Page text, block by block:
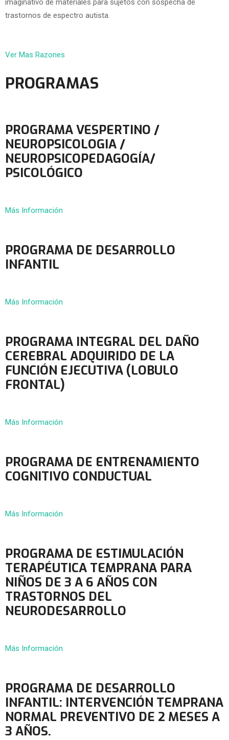
imaginativo de materiales para sujetos con sospecha de
trastornos de espectro autista.
Ver Mas Razones
PROGRAMAS
PROGRAMA VESPERTINO /
NEUROPSICOLOGIA /
NEUROPSICOPEDAGOGÍA/
PSICOLÓGICO
Más Información
PROGRAMA DE DESARROLLO
INFANTIL
Más Información
PROGRAMA INTEGRAL DEL DAÑO
CEREBRAL ADQUIRIDO DE LA
FUNCIÓN EJECUTIVA (LOBULO
FRONTAL)
Más Información
PROGRAMA DE ENTRENAMIENTO
COGNITIVO CONDUCTUAL
Más Información
PROGRAMA DE ESTIMULACIÓN
TERAPÉUTICA TEMPRANA PARA
NIÑOS DE 3 A 6 AÑOS CON
TRASTORNOS DEL
NEURODESARROLLO
Más Información
PROGRAMA DE DESARROLLO
INFANTIL: INTERVENCIÓN TEMPRANA
NORMAL PREVENTIVO DE 2 MESES A
3 AÑOS.